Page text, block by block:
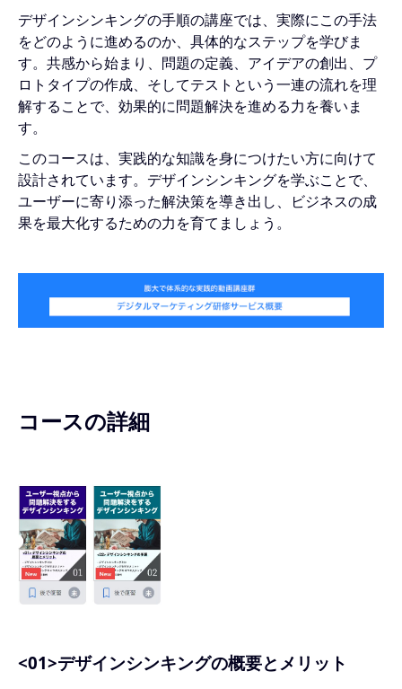
デザインシンキングの手順の講座では、実際にこの手法
をどのように進めるのか、具体的なステップを学びま
す。共感から始まり、問題の定義、アイデアの創出、プ
ロトタイプの作成、そしてテストという一連の流れを理
解することで、効果的に問題解決を進める力を養いま
す。
このコースは、実践的な知識を身につけたい方に向けて
設計されています。デザインシンキングを学ぶことで、
ユーザーに寄り添った解決策を導き出し、ビジネスの成
果を最大化するための力を育てましょう。
コースの詳細
<01>デザインシンキングの概要とメリット